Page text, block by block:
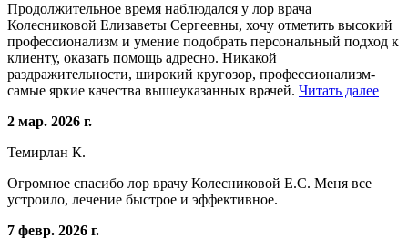
Продолжительное время наблюдался у лор врача
Колесниковой Елизаветы Сергеевны, хочу отметить высокий
профессионализм и умение подобрать персональный подход к
клиенту, оказать помощь адресно. Никакой
раздражительности, широкий кругозор, профессионализм-
самые яркие качества вышеуказанных врачей. Читать далее
2 мар. 2026 г.
Темирлан К.
Огромное спасибо лор врачу Колесниковой Е.С. Меня все
устроило, лечение быстрое и эффективное.
7 февр. 2026 г.